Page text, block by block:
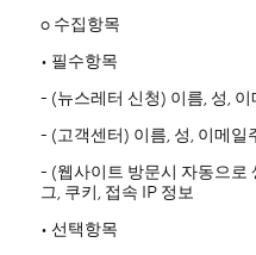
ο 수집항목
• 필수항목
- (뉴스레터 신청) 이름, 성, 이
- (고객센터) 이름, 성, 이메일
- (웹사이트 방문시 자동으로
그, 쿠키, 접속 IP 정보
• 선택항목